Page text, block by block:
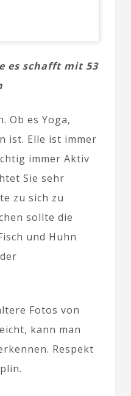
es schafft mit 53
Ob es Yoga,
ist. Elle ist immer
immer Aktiv
Sie sehr
zu sich zu
sollte die
und Huhn
Fotos von
kann man
Respekt